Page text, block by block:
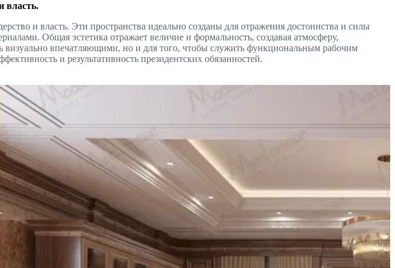
власть.
и власть. Эти пространства идеально созданы для отражения достоинства и силы
Общая эстетика отражает величие и формальность, создавая атмосферу,
впечатляющими, но и для того, чтобы служить функциональным рабочим
и результативность президентских обязанностей.